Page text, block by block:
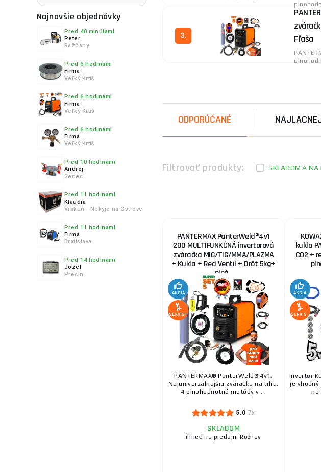
Najnovšie objednávky
Pred 40 minútami
Peter
Ražňany
Pred 6 hodinami
Firma
Veľký Krtíš
Pred 6 hodinami
Firma
Veľký Krtíš
Pred 6 hodinami
Firma
Veľký Krtíš
Pred 10 hodinami
Andrej
Senec
Pred 11 hodinami
Klaudia
Vrakúň - Nekyje na Ostrove
Pred 11 hodinami
Firma
Bratislava
Pred 14 hodinami
Jozef
Prečín
3.
Fľaša
ODPORÚČANÉ
Filtrovať produkty: SKLADOM A NA
PANTERMAX PanterWeld®4v1
200 MULTIFUNKČNÁ invertorová
zváračka MIG/TIG/MMA/PLAZMA
+ Kukla + Red Ventil + Drôt 5kg+
plná...
AKCIA
SERVIS+
PANTERMAX® PanterWeld® 4v1.
Najuniverzálnejšia zváračka na trhu.
4 plnohodnotné metódy v ...
5.0 7x
SKLADOM
ihneď na predajni Rožnov
kukla
CO2 +
AKCIA
SERVIS+
Invertor
je vhodný
na